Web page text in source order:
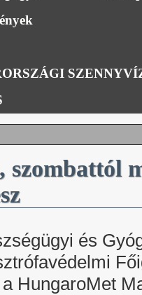
szombattól
és
HungaroMet